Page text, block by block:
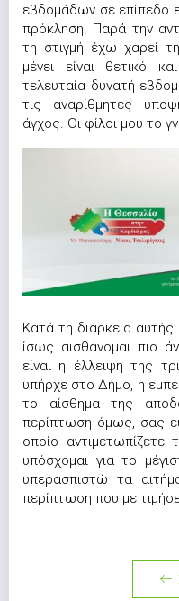
εβδομάδων σε επίπεδο
πρόκληση. Παρά την
τη στιγμή έχω χαρεί
μένει είναι θετικό
τελευταία δυνατή
τις αναρίθμητες
άγχος. Οι φίλοι μου το
Κατά τη διάρκεια αυτής
ίσως αισθάνομαι πιο
είναι η έλλειψη της
υπήρχε στο Δήμο, η
το αίσθημα της
περίπτωση όμως, σας
οποίο
υπόσχομαι για το
υπερασπιστώ τα
περίπτωση που με